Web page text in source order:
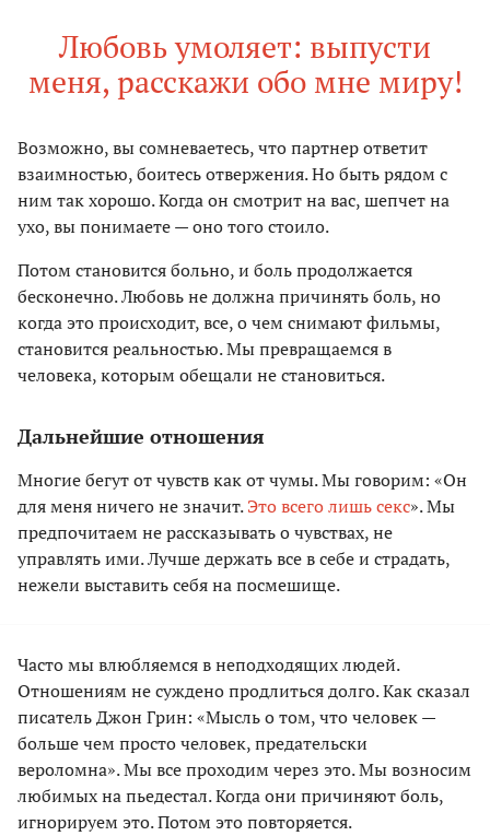
Любовь умоляет: выпусти
меня, расскажи обо мне миру!
Возможно, вы сомневаетесь, что партнер ответит
взаимностью, боитесь отвержения. Но быть рядом с
ним так хорошо. Когда он смотрит на вас, шепчет на
ухо, вы понимаете — оно того стоило.
Потом становится больно, и боль продолжается
бесконечно. Любовь не должна причинять боль, но
когда это происходит, все, о чем снимают фильмы,
становится реальностью. Мы превращаемся в
человека, которым обещали не становиться.
Дальнейшие отношения
Многие бегут от чувств как от чумы. Мы говорим: «Он
для меня ничего не значит.Это всего лишь секс». Мы
предпочитаем не рассказывать о чувствах, не
управлять ими. Лучше держать все в себе и страдать,
нежели выставить себя на посмешище.
Часто мы влюбляемся в неподходящих людей.
Отношениям не суждено продлиться долго. Как сказал
писатель Джон Грин: «Мысль о том, что человек —
больше чем просто человек, предательски
вероломна». Мы все проходим через это. Мы возносим
любимых на пьедестал. Когда они причиняют боль,
игнорируем это. Потом это повторяется.